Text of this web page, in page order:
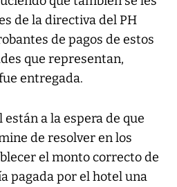
de la directiva del PH
de pagos de estos
que representan,
entregada.
a la espera de que
de resolver en los
el monto correcto de
pagada por el hotel una